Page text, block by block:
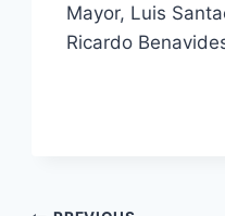
Mayor, Luis
Ricardo